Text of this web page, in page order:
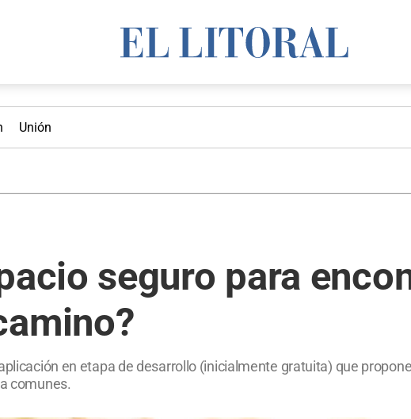
Unión
seguro para
en etapa de desarrollo (inicialmente gratuita) que
comunes.